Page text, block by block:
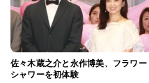
佐々木蔵之介と永作博美、フラワー
シャワーを初体験